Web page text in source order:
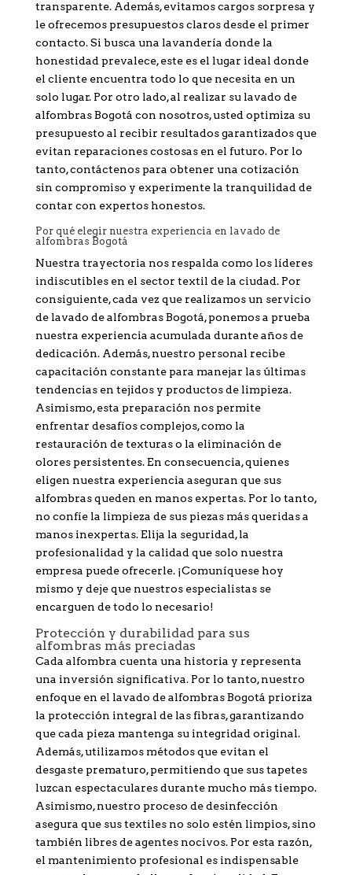
transparente. Además, evitamos cargos sorpresa y
le ofrecemos presupuestos claros desde el primer
contacto. Si busca una lavandería donde la
honestidad prevalece, este es el lugar ideal donde
el cliente encuentra todo lo que necesita en un
solo lugar. Por otro lado, al realizar su lavado de
alfombras Bogotá con nosotros, usted optimiza su
presupuesto al recibir resultados garantizados que
evitan reparaciones costosas en el futuro. Por lo
tanto, contáctenos para obtener una cotización
sin compromiso y experimente la tranquilidad de
contar con expertos honestos.
Por qué elegir nuestra experiencia en lavado de
alfombras Bogotá
Nuestra trayectoria nos respalda como los líderes
indiscutibles en el sector textil de la ciudad. Por
consiguiente, cada vez que realizamos un servicio
de lavado de alfombras Bogotá, ponemos a prueba
nuestra experiencia acumulada durante años de
dedicación. Además, nuestro personal recibe
capacitación constante para manejar las últimas
tendencias en tejidos y productos de limpieza.
Asimismo, esta preparación nos permite
enfrentar desafíos complejos, como la
restauración de texturas o la eliminación de
olores persistentes. En consecuencia, quienes
eligen nuestra experiencia aseguran que sus
alfombras queden en manos expertas. Por lo tanto,
no confíe la limpieza de sus piezas más queridas a
manos inexpertas. Elija la seguridad, la
profesionalidad y la calidad que solo nuestra
empresa puede ofrecerle. ¡Comuníquese hoy
mismo y deje que nuestros especialistas se
encarguen de todo lo necesario!
Protección y durabilidad para sus
alfombras más preciadas
Cada alfombra cuenta una historia y representa
una inversión significativa. Por lo tanto, nuestro
enfoque en el lavado de alfombras Bogotá prioriza
la protección integral de las fibras, garantizando
que cada pieza mantenga su integridad original.
Además, utilizamos métodos que evitan el
desgaste prematuro, permitiendo que sus tapetes
luzcan espectaculares durante mucho más tiempo.
Asimismo, nuestro proceso de desinfección
asegura que sus textiles no solo estén limpios, sino
también libres de agentes nocivos. Por esta razón,
el mantenimiento profesional es indispensable